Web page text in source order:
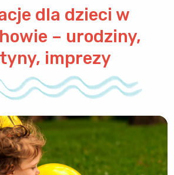
dla dzieci w
– urodziny,
imprezy